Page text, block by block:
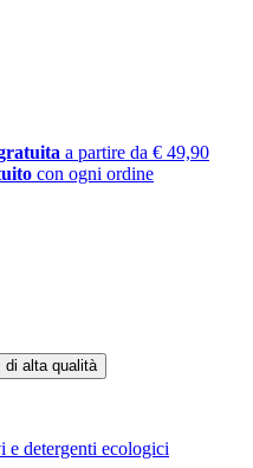
a partire da € 49,90
con ogni ordine
e detergenti ecologici